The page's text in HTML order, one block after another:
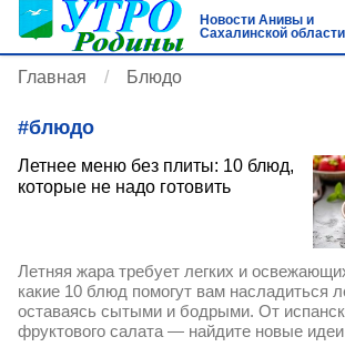
Новости Анивы и
Сахалинской области
Главная Блюдо
#блюдо
Летнее меню без плиты: 10 блюд,
которые не надо готовить
Летняя жара требует легких и
какие 10 блюд помогут вам насладиться
оставаясь сытыми и бодрыми. От
фруктового салата — найдите новые